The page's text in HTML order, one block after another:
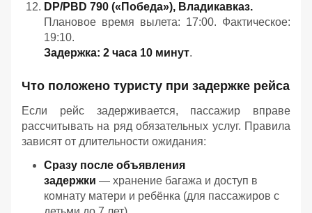
DP/PBD 790 («Победа»), Владикавказ.
Плановое время вылета: 17:00. Фактическое:
19:10.
Задержка: 2 часа 10 минут.
Что положено туристу при задержке рейса
Если рейс задерживается, пассажир вправе
рассчитывать на ряд обязательных услуг. Правила
зависят от длительности ожидания:
Сразу после объявления
задержки — хранение багажа и доступ в
комнату матери и ребёнка (для пассажиров с